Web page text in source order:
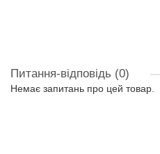
Питання-відповідь (0)
Немає запитань про цей товар.